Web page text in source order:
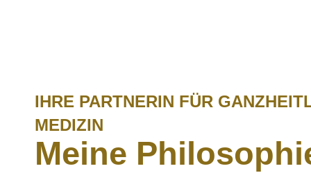
IHRE PARTNERIN FÜR
MEDIZIN
Meine